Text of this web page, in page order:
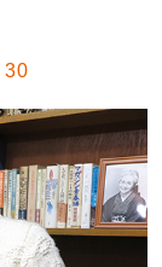
30